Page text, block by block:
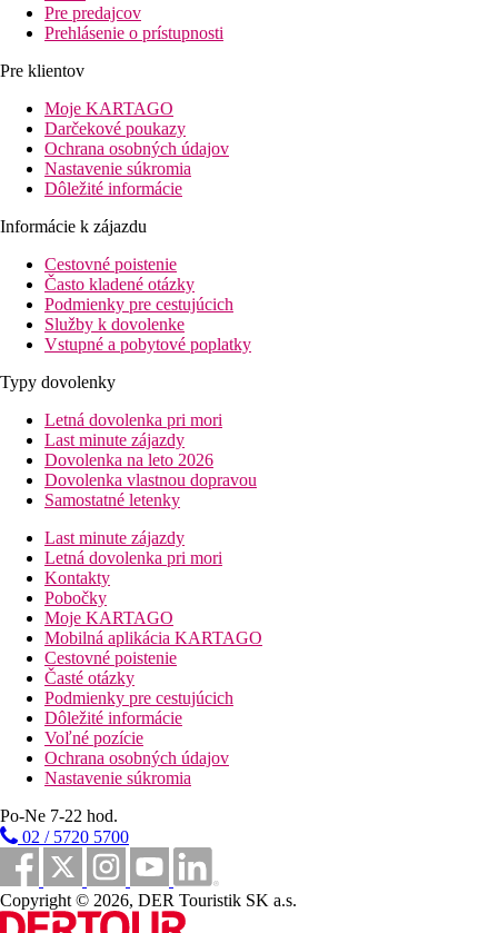
Pre predajcov
Prehlásenie o prístupnosti
Pre klientov
Moje KARTAGO
Darčekové poukazy
Ochrana osobných údajov
Nastavenie súkromia
Dôležité informácie
Informácie k zájazdu
Cestovné poistenie
Často kladené otázky
Podmienky pre cestujúcich
Služby k dovolenke
Vstupné a pobytové poplatky
Typy dovolenky
Letná dovolenka pri mori
Last minute zájazdy
Dovolenka na leto 2026
Dovolenka vlastnou dopravou
Samostatné letenky
Last minute zájazdy
Letná dovolenka pri mori
Kontakty
Pobočky
Moje KARTAGO
Mobilná aplikácia KARTAGO
Cestovné poistenie
Časté otázky
Podmienky pre cestujúcich
Dôležité informácie
Voľné pozície
Ochrana osobných údajov
Nastavenie súkromia
Po-Ne 7-22 hod.
02 / 5720 5700
Copyright © 2026, DER Touristik SK a.s.